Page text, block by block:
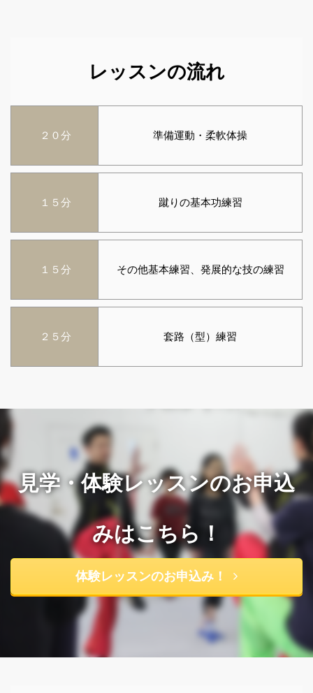
レッスンの流れ
２０分 準備運動・柔軟体操
１５分 蹴りの基本功練習
１５分 その他基本練習、発展的な技の練習
２５分 套路（型）練習
見学・体験レッスンのお申込
みはこちら！
体験レッスンのお申込み！